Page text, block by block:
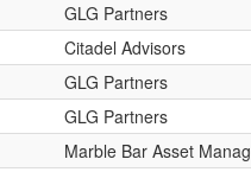
GLG Partners
Citadel Advisors
GLG Partners
GLG Partners
Marble Bar Asset